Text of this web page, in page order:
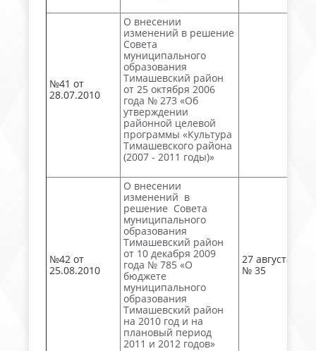
№41 от
28.07.2010
О внесении
изменений в решение
Совета
муниципального
образования
Тимашевский район
от 25 октября 2006
года № 273 «Об
утверждении
районной целевой
программы «Культура
Тимашевского района
(2007 - 2011 годы)»
№42 от
25.08.2010
О внесении
изменений в
решение Совета
муниципального
образования
Тимашевский район
от 10 декабря 2009
года № 785 «О
бюджете
муниципального
образования
Тимашевский район
на 2010 год и на
плановый период
2011 и 2012 годов»
27 августа, акт
№ 35